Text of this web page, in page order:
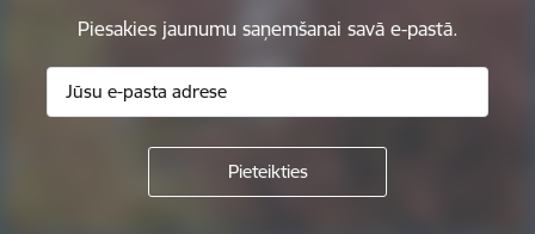
Piesakies jaunumu saņemšanai savā e-pastā.